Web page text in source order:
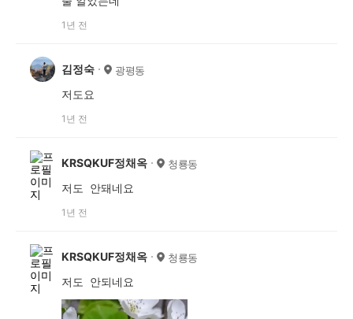
1년 전
김정숙 광평동
저도요
1년 전
KRSQKUF정채옥 청룡동
저도 안돼네요
1년 전
KRSQKUF정채옥 청룡동
저도 안되네요